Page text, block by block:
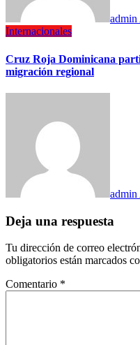
admin
Internacionales
Cruz Roja Dominicana
migración regional
admin
Deja una respuesta
Tu dirección de correo
obligatorios están marcados
Comentario *